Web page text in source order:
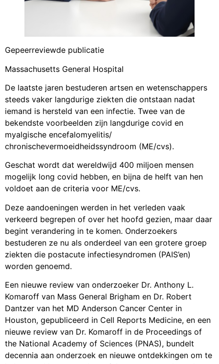
Gepeerreviewde publicatie
Massachusetts General Hospital
De laatste jaren bestuderen artsen en wetenschappers
steeds vaker langdurige ziekten die ontstaan nadat
iemand is hersteld van een infectie. Twee van de
bekendste voorbeelden zijn langdurige covid en
myalgische encefalomyelitis/
chronischevermoeidheidssyndroom (ME/cvs).
Geschat wordt dat wereldwijd 400 miljoen mensen
mogelijk long covid hebben, en bijna de helft van hen
voldoet aan de criteria voor ME/cvs.
Deze aandoeningen werden in het verleden vaak
verkeerd begrepen of over het hoofd gezien, maar daar
begint verandering in te komen. Onderzoekers
bestuderen ze nu als onderdeel van een grotere groep
ziekten die postacute infectiesyndromen (PAIS’en)
worden genoemd.
Een nieuwe review van onderzoeker Dr. Anthony L.
Komaroff van Mass General Brigham en Dr. Robert
Dantzer van het MD Anderson Cancer Center in
Houston, gepubliceerd in Cell Reports Medicine, en een
nieuwe review van Dr. Komaroff in de Proceedings of
the National Academy of Sciences (PNAS), bundelt
decennia aan onderzoek en nieuwe ontdekkingen om te